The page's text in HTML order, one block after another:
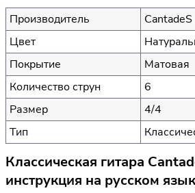
Производитель
CantadeS
Цвет
Покрытие
Матовая
Количество струн
6
Размер
4/4
Тип
Классическая гитара
инструкция на русском